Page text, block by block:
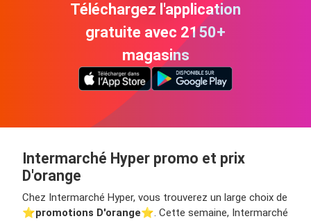
Téléchargez l'application
gratuite avec 2150+
magasins
Intermarché Hyper promo et prix
D'orange
Chez Intermarché Hyper, vous trouverez un large choix de
⭐️promotions D'orange⭐️. Cette semaine, Intermarché